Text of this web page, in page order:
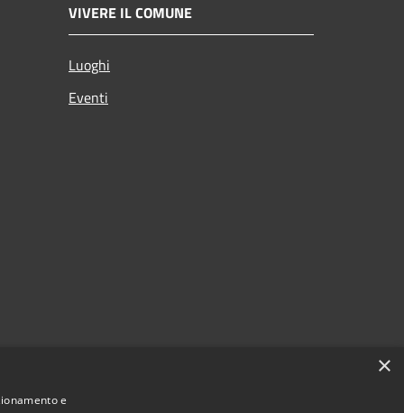
VIVERE IL COMUNE
Luoghi
Eventi
×
e